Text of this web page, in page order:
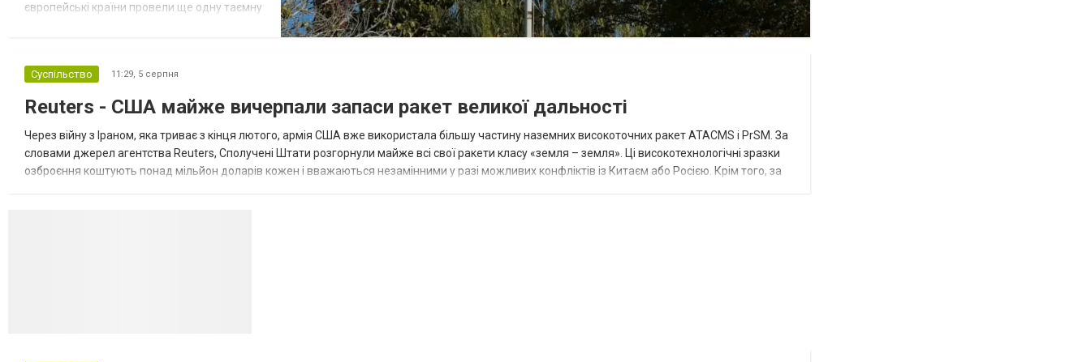
європейські країни провели ще одну таємну
зі сторони Європи до цих переговорів
долучилися колишні високопосадовці
Великої Британії, Франції, Німеччини та Р...
Суспільство 11:29, 5 серпня
Reuters - США майже вичерпали запаси ракет великої дальності
Через війну з Іраном, яка триває з кінця лютого, армія США вже використала більшу частину наземних високоточних ракет ATACMS і PrSM. За
словами джерел агентства Reuters, Сполучені Штати розгорнули майже всі свої ракети класу «земля – земля». Ці високотехнологічні зразки
озброєння коштують понад мільйон доларів кожен і вважаються незамінними у разі можливих конфліктів із Китаєм або Росією. Крім того, за